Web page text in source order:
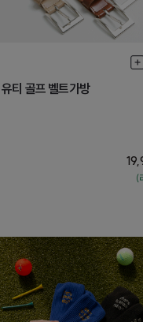
유티 골프 벨트가방
(